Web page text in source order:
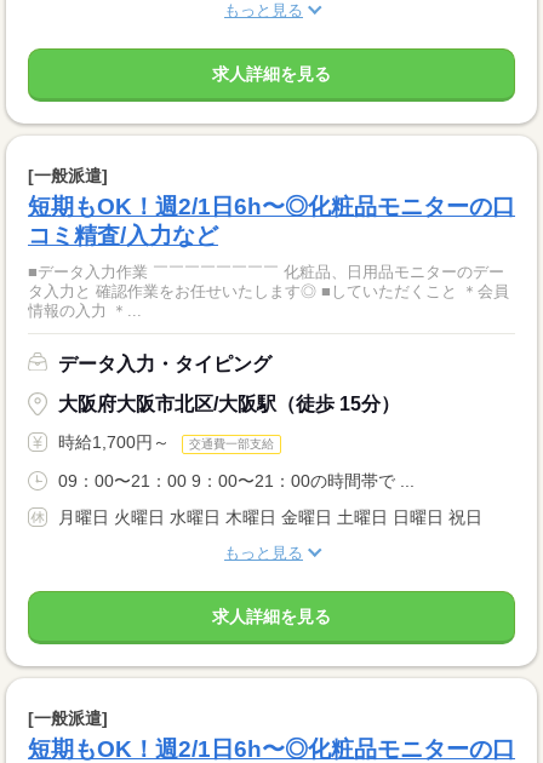
もっと見る
求人詳細を見る
[一般派遣]
短期もOK！週2/1日6h〜◎化粧品モニターの口
コミ精査/入力など
■データ入力作業 ￣￣￣￣￣￣￣￣ 化粧品、日用品モニターのデー
タ入力と 確認作業をお任せいたします◎ ■していただくこと ＊会員
情報の入力 ＊...
データ入力・タイピング
大阪府大阪市北区/大阪駅（徒歩 15分）
時給1,700円～ 交通費一部支給
09：00〜21：00 9：00〜21：00の時間帯で ...
月曜日 火曜日 水曜日 木曜日 金曜日 土曜日 日曜日 祝日
もっと見る
求人詳細を見る
[一般派遣]
短期もOK！週2/1日6h〜◎化粧品モニターの口